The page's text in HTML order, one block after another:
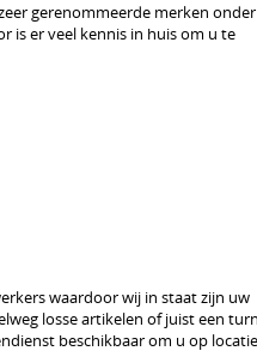
gerenommeerde merken
is er veel kennis in huis om u te
waardoor wij in staat zijn uw
losse artikelen of juist een
beschikbaar om u op